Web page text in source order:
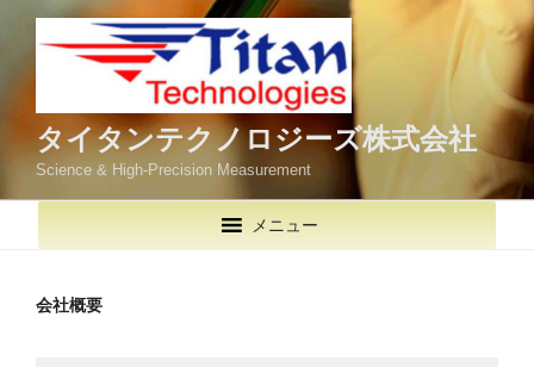
タイタンテクノロジーズ株式会社
Science & High-Precision Measurement
メニュー
会社概要